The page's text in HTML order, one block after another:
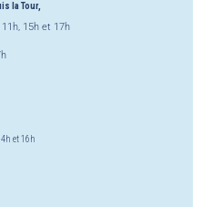
la Tour,
15h et 17h
et 16h